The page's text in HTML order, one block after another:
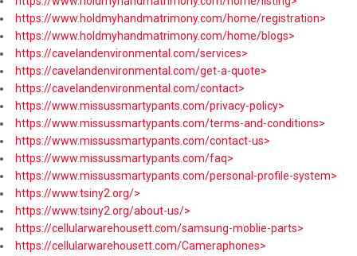
https://www.holdmyhandmatrimony.com/home/registration>
https://www.holdmyhandmatrimony.com/home/blogs>
https://cavelandenvironmental.com/services>
https://cavelandenvironmental.com/get-a-quote>
https://cavelandenvironmental.com/contact>
https://www.missussmartypants.com/privacy-policy>
https://www.missussmartypants.com/terms-and-conditions>
https://www.missussmartypants.com/contact-us>
https://www.missussmartypants.com/faq>
https://www.missussmartypants.com/personal-profile-system>
https://www.tsiny2.org/>
https://www.tsiny2.org/about-us/>
https://cellularwarehousett.com/samsung-moblie-parts>
https://cellularwarehousett.com/Cameraphones>